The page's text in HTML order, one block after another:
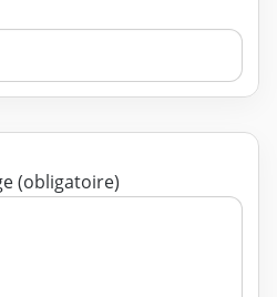
Texte de votre message (obligatoire)